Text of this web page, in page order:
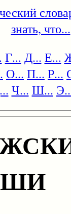
знать, что...
Г... Д... Е...
О... П... Р...
Ч... Ш...